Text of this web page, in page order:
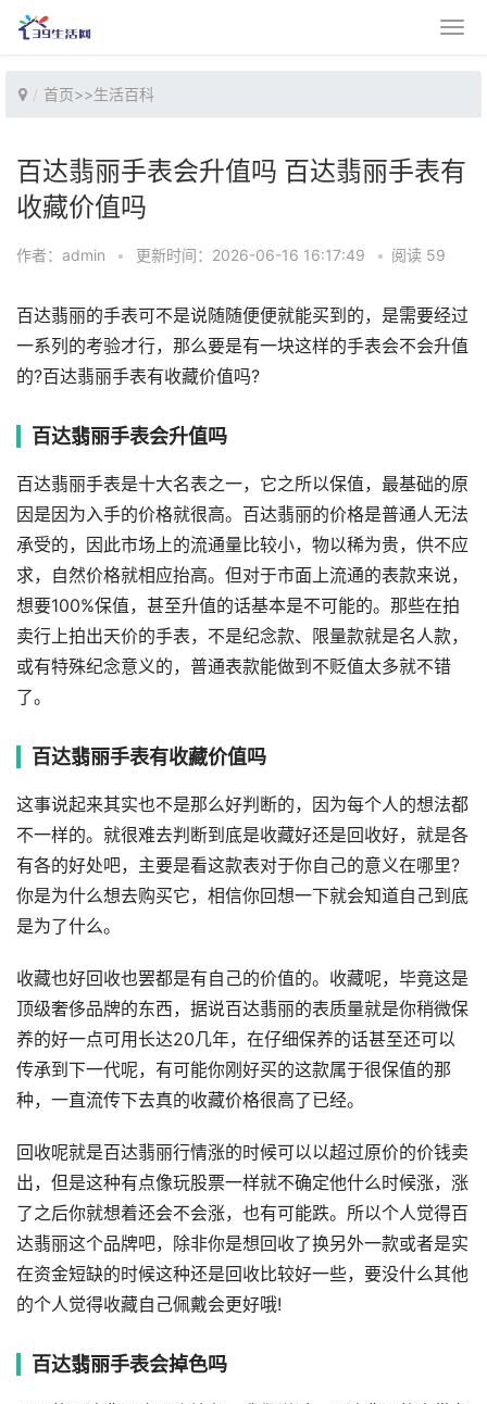
首页>>生活百科
百达翡丽手表会升值吗 百达翡丽手表有
收藏价值吗
作者：admin • 更新时间：2026-06-16 16:17:49 • 阅读 59
百达翡丽的手表可不是说随随便便就能买到的，是需要经过
一系列的考验才行，那么要是有一块这样的手表会不会升值
的?百达翡丽手表有收藏价值吗?
百达翡丽手表会升值吗
百达翡丽手表是十大名表之一，它之所以保值，最基础的原
因是因为入手的价格就很高。百达翡丽的价格是普通人无法
承受的，因此市场上的流通量比较小，物以稀为贵，供不应
求，自然价格就相应抬高。但对于市面上流通的表款来说，
想要100%保值，甚至升值的话基本是不可能的。那些在拍
卖行上拍出天价的手表，不是纪念款、限量款就是名人款，
或有特殊纪念意义的，普通表款能做到不贬值太多就不错
了。
百达翡丽手表有收藏价值吗
这事说起来其实也不是那么好判断的，因为每个人的想法都
不一样的。就很难去判断到底是收藏好还是回收好，就是各
有各的好处吧，主要是看这款表对于你自己的意义在哪里?
你是为什么想去购买它，相信你回想一下就会知道自己到底
是为了什么。
收藏也好回收也罢都是有自己的价值的。收藏呢，毕竟这是
顶级奢侈品牌的东西，据说百达翡丽的表质量就是你稍微保
养的好一点可用长达20几年，在仔细保养的话甚至还可以
传承到下一代呢，有可能你刚好买的这款属于很保值的那
种，一直流传下去真的收藏价格很高了已经。
回收呢就是百达翡丽行情涨的时候可以以超过原价的价钱卖
出，但是这种有点像玩股票一样就不确定他什么时候涨，涨
了之后你就想着还会不会涨，也有可能跌。所以个人觉得百
达翡丽这个品牌吧，除非你是想回收了换另外一款或者是实
在资金短缺的时候这种还是回收比较好一些，要没什么其他
的个人觉得收藏自己佩戴会更好哦!
百达翡丽手表会掉色吗